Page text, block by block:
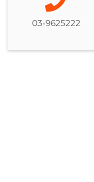
03-9625222